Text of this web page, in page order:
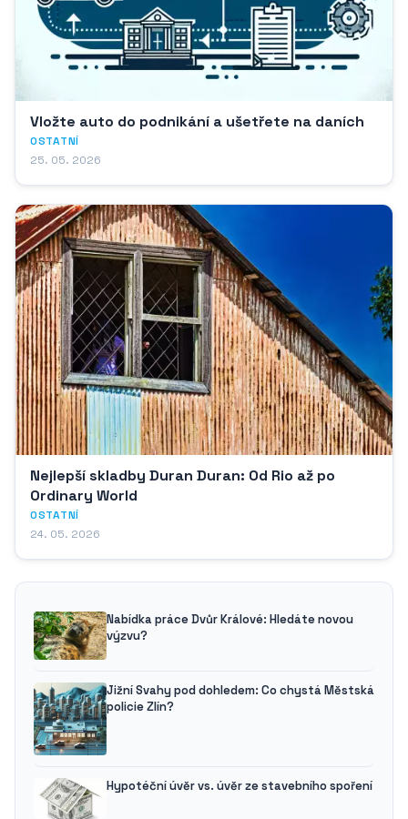
Vložte auto do podnikání a ušetřete na daních
OSTATNÍ
25. 05. 2026
Nejlepší skladby Duran Duran: Od Rio až po
Ordinary World
OSTATNÍ
24. 05. 2026
Nabídka práce Dvůr Králové: Hledáte novou
výzvu?
Jižní Svahy pod dohledem: Co chystá Městská
policie Zlín?
Hypotéční úvěr vs. úvěr ze stavebního spoření